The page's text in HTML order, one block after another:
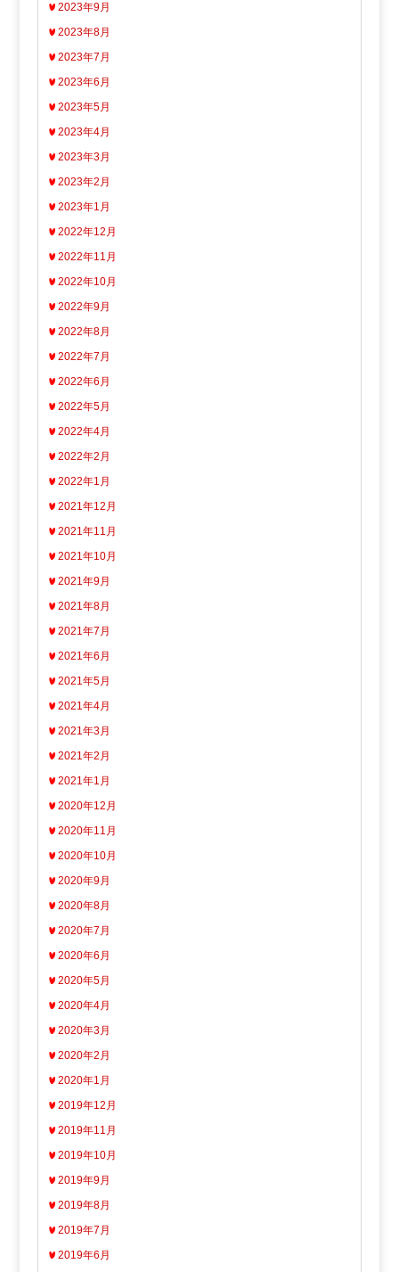
2023年9月
2023年8月
2023年7月
2023年6月
2023年5月
2023年4月
2023年3月
2023年2月
2023年1月
2022年12月
2022年11月
2022年10月
2022年9月
2022年8月
2022年7月
2022年6月
2022年5月
2022年4月
2022年2月
2022年1月
2021年12月
2021年11月
2021年10月
2021年9月
2021年8月
2021年7月
2021年6月
2021年5月
2021年4月
2021年3月
2021年2月
2021年1月
2020年12月
2020年11月
2020年10月
2020年9月
2020年8月
2020年7月
2020年6月
2020年5月
2020年4月
2020年3月
2020年2月
2020年1月
2019年12月
2019年11月
2019年10月
2019年9月
2019年8月
2019年7月
2019年6月